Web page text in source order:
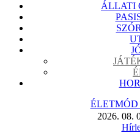
ÁLLATI
ÉLETMÓD
2026. 08.